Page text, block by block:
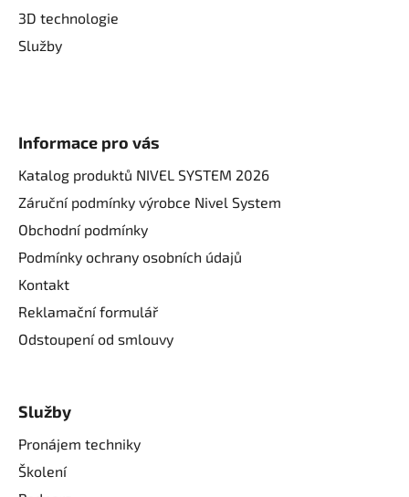
3D technologie
Služby
Informace pro vás
Katalog produktů NIVEL SYSTEM 2026
Záruční podmínky výrobce Nivel System
Obchodní podmínky
Podmínky ochrany osobních údajů
Kontakt
Reklamační formulář
Odstoupení od smlouvy
Služby
Pronájem techniky
Školení